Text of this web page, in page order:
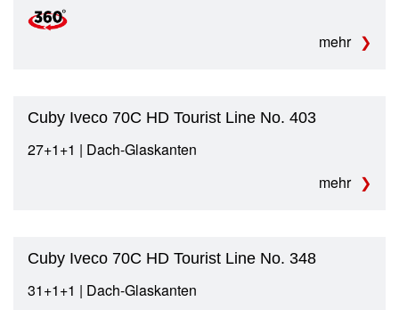
mehr
Cuby Iveco 70C HD Tourist Line No. 403
27+1+1 | Dach-Glaskanten
mehr
Cuby Iveco 70C HD Tourist Line No. 348
31+1+1 | Dach-Glaskanten